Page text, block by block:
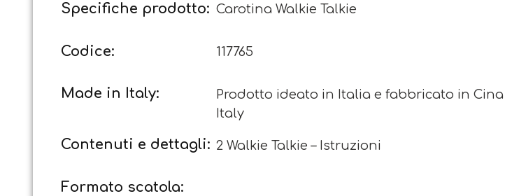
Specifiche prodotto: Carotina Walkie Talkie
Codice: 117765
Made in Italy:
Prodotto ideato in Italia e fabbricato in
Italy
Contenuti e dettagli: 2 Walkie Talkie – Istruzioni
Formato scatola: